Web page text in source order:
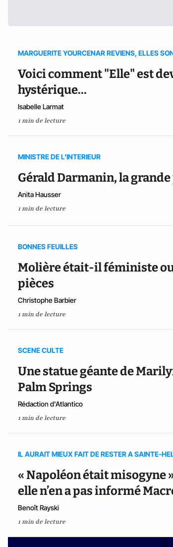
MARGUERITE YOURCENAR REVIENS, ELLES
Voici comment "Elle" est
hystérique…
Isabelle Larmat
1 min de lecture
MINISTRE DE L'INTERIEUR
Gérald Darmanin, la
Anita Hausser
1 min de lecture
BONNES FEUILLES
Molière était-il féministe ou
pièces
Christophe Barbier
1 min de lecture
SCENE CULTE
Une statue géante de
Palm Springs
Rédaction d'Atlantico
1 min de lecture
IL AURAIT MIEUX FAIT DE RESTER A SAINTE-
« Napoléon était misogyne
elle n’en a pas informé
Benoît Rayski
1 min de lecture